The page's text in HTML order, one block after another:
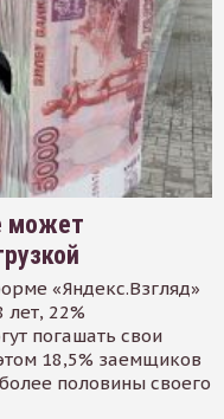
может
«Яндекс.Взгляд»
лет, 22%
погашать свои
18,5% заемщиков
половины своего